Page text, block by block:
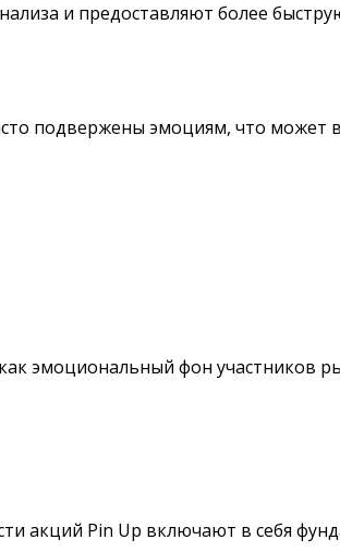
и предоставляют более
подвержены эмоциям, что может
эмоциональный фон участников
акций Pin Up включают в себя